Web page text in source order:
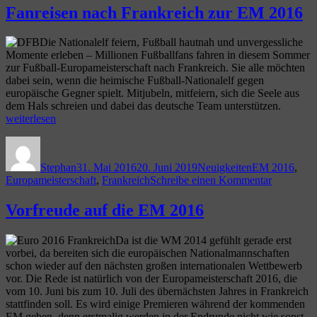
Weltmeisterschaft
erneut
Brasilien
und
in
der
Fußball-
erneut
aufeinander?
Fanreisen nach Frankreich zur EM 2016
Die Nationalelf feiern, Fußball hautnah und unvergessliche
Momente erleben – Millionen Fußballfans fahren in diesem Sommer
zur Fußball-Europameisterschaft nach Frankreich. Sie alle möchten
dabei sein, wenn die heimische Fußball-Nationalelf gegen
europäische Gegner spielt. Mitjubeln, mitfeiern, sich die Seele aus
dem Hals schreien und dabei das deutsche Team unterstützen.
2016“
weiterlesen
Stephan31. Mai 201620. Juni 2019NeuigkeitenEM 2016,
Europameisterschaft, FrankreichSchreibe einen Kommentarzu
EM
2016
Vorfreude auf die EM 2016
Da ist die WM 2014 gefühlt gerade erst
vorbei, da bereiten sich die europäischen Nationalmannschaften
schon wieder auf den nächsten großen internationalen Wettbewerb
vor. Die Rede ist natürlich von der Europameisterschaft 2016, die
vom 10. Juni bis zum 10. Juli des übernächsten Jahres in Frankreich
stattfinden soll. Es wird einige Premieren während der kommenden